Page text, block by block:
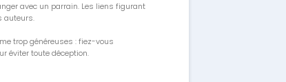
avec un parrain. Les liens figurant
auteurs.
trop généreuses : fiez-vous
éviter toute déception.